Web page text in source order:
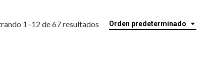
Orden predeterminado
1–12 de 67 resultados